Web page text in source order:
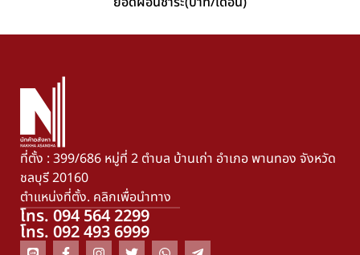
ที่ตั้ง : 399/686 หมู่ที่ 2 ตำบล บ้านเก่า อำเภอ พานทอง จังหวัด
ชลบุรี 20160
ตำแหน่งที่ตั้ง. คลิกเพื่อนำทาง
โทร. 094 564 2299
โทร. 092 493 6999